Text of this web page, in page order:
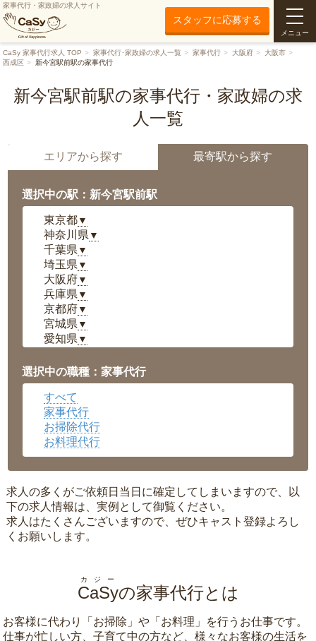
家事代行・家政婦の求人サイト
スタッフに応募する
メニュー
CaSy 家事代行求人 TOP 家事代行･家政婦の求人一覧 家事代行 大阪府
大阪市
西成区
新今宮駅前駅の家事代行
新今宮駅前駅の家事代行・家政婦の求
人一覧
エリアから探す 最寄駅から探す
選択中の駅：新今宮駅前駅
東京都▼
神奈川県 ▼
千葉県 ▼
埼玉県 ▼
大阪府▼
兵庫県 ▼
京都府▼
宮城県 ▼
愛知県 ▼
岡山県▼
広島県▼
沖縄県
選択中の職種：家事代行
すべて
家事代行
お掃除代行
お料理代行
求人の多くがご依頼日当日に確定してしまいますので、以
下の求人情報は、実例として御覧ください。
求人はたくさんございますので、ぜひキャスト登録よろし
くお願いします。
CaSy
カジー
の家事代行とは
お客様に代わり「 お掃除 」や「 お料理 」を行うお仕事です。
仕事が忙しい方、子育て中の方など、様々なお客様の生活を